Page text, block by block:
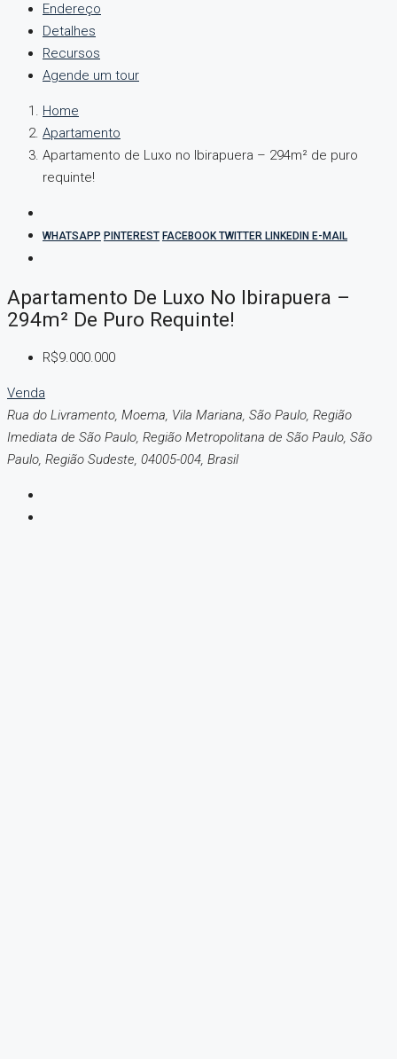
Endereço
Detalhes
Recursos
Agende um tour
Home
Apartamento
Apartamento de Luxo no Ibirapuera – 294m² de puro
requinte!
WHATSAPP PINTEREST FACEBOOKTWITTER LINKEDIN E-MAIL
Apartamento De Luxo No Ibirapuera –
294m² De Puro Requinte!
R$9.000.000
Venda
Rua do Livramento, Moema, Vila Mariana, São Paulo, Região
Imediata de São Paulo, Região Metropolitana de São Paulo, São
Paulo, Região Sudeste, 04005-004, Brasil